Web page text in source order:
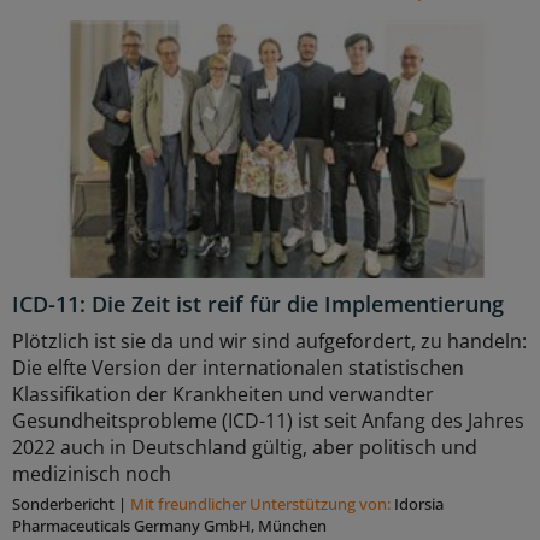
ICD-11: Die Zeit ist reif für die Implementierung
Plötzlich ist sie da und wir sind aufgefordert, zu handeln:
Die elfte Version der internationalen statistischen
Klassifikation der Krankheiten und verwandter
Gesundheitsprobleme (ICD-11) ist seit Anfang des Jahres
2022 auch in Deutschland gültig, aber politisch und
medizinisch noch
Sonderbericht | Mit freundlicher Unterstützung von: Idorsia
Pharmaceuticals Germany GmbH, München